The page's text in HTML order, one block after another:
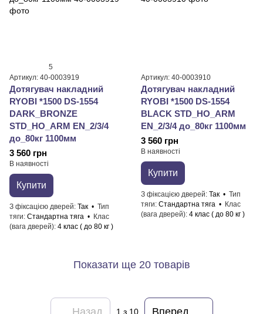
5
Артикул: 40-0003919
Дотягувач накладний
RYOBI *1500 DS-1554
DARK_BRONZE
STD_HO_ARM EN_2/3/4
до_80кг 1100мм
3 560 грн
В наявності
Купити
З фіксацією дверей Так
Тип
тяги Стандартна тяга
Клас
(вага дверей) 4 клас ( до 80 кг )
Артикул: 40-0003910
Дотягувач накладний
RYOBI *1500 DS-1554
BLACK STD_HO_ARM
EN_2/3/4 до_80кг 1100мм
3 560 грн
В наявності
Купити
З фіксацією дверей Так
Тип
тяги Стандартна тяга
Клас
(вага дверей) 4 клас ( до 80 кг )
Показати ще 20 товарів
Назад 1 з 10 Вперед